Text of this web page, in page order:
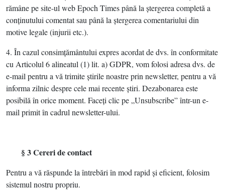
rămâne pe site-ul web Epoch Times până la ştergerea completă a
conţinutului comentat sau până la ştergerea comentariului din
motive legale (injurii etc.).
4. În cazul consimţământului expres acordat de dvs. în conformitate
cu Articolul 6 alineatul (1) lit. a) GDPR, vom folosi adresa dvs. de
e-mail pentru a vă trimite ştirile noastre prin newsletter, pentru a vă
informa zilnic despre cele mai recente ştiri. Dezabonarea este
posibilă în orice moment. Faceţi clic pe „Unsubscribe” într-un e-
mail primit în cadrul newsletter-ului.
§ 3 Cereri de contact
Pentru a vă răspunde la întrebări în mod rapid şi eficient, folosim
sistemul nostru propriu.